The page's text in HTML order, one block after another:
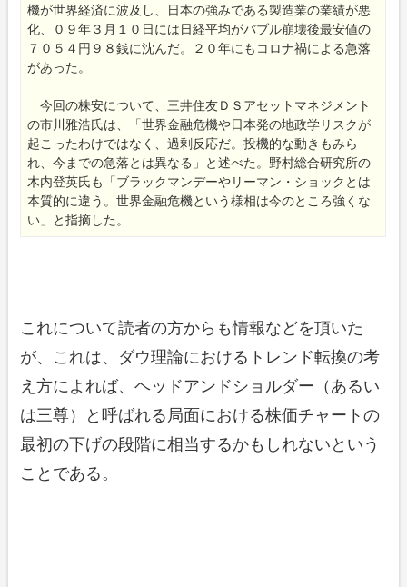
機が世界経済に波及し、日本の強みである製造業の業績が悪
化、０９年３月１０日には日経平均がバブル崩壊後最安値の
７０５４円９８銭に沈んだ。２０年にもコロナ禍による急落
があった。
今回の株安について、三井住友ＤＳアセットマネジメント
の市川雅浩氏は、「世界金融危機や日本発の地政学リスクが
起こったわけではなく、過剰反応だ。投機的な動きもみら
れ、今までの急落とは異なる」と述べた。野村総合研究所の
木内登英氏も「ブラックマンデーやリーマン・ショックとは
本質的に違う。世界金融危機という様相は今のところ強くな
い」と指摘した。
これについて読者の方からも情報などを頂いた
が、これは、ダウ理論におけるトレンド転換の考
え方によれば、ヘッドアンドショルダー（あるい
は三尊）と呼ばれる局面における株価チャートの
最初の下げの段階に相当するかもしれないという
ことである。